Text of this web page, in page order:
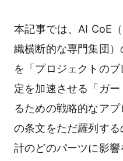
本記事では、AI CoE
織横断的な専門集団
を「プロジェクトの
定を加速させる「ガ
るための戦略的なア
の条文をただ羅列す
計のどのパーツに影